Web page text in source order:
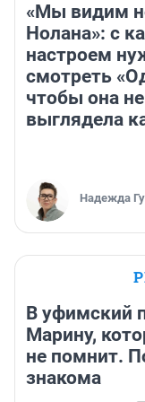
«Мы видим
Нолана»: с
настроем
смотреть
чтобы она не
выглядела
Надежда
В уфимский
Марину,
не помнит.
знакома